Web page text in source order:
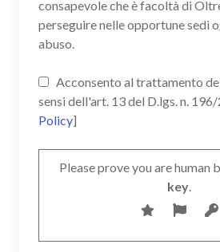
consapevole che è facoltà di
perseguire nelle opportune sedi
abuso.
Acconsento al trattamento
sensi dell'art. 13 del D.lgs. n.
Policy]
Please prove you are human
key.